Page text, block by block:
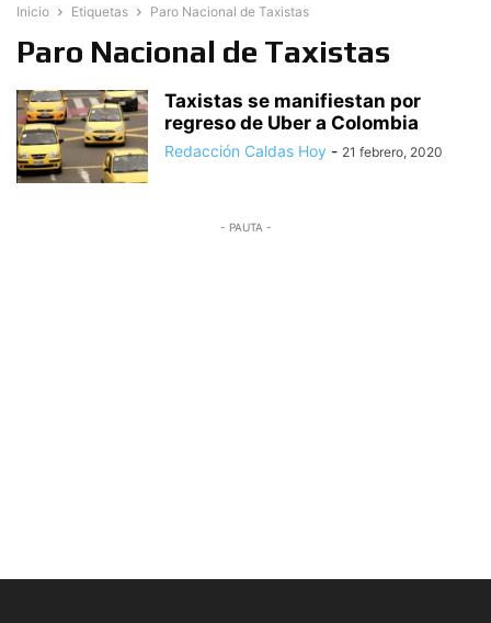
Inicio Etiquetas Paro Nacional de Taxistas
Paro Nacional de Taxistas
Taxistas se manifiestan por
regreso de Uber a Colombia
Redacción Caldas Hoy - 21 febrero, 2020
- PAUTA -